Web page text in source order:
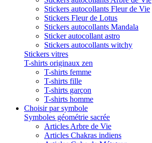
Stickers autocollants Fleur de Vie
Stickers Fleur de Lotus
Stickers autocollants Mandala
Sticker autocollant astro
Stickers autocollants witchy
Stickers vitres
T-shirts originaux zen
T-shirts femme
T-shirts fille
T-shirts garçon
T-shirts homme
Choisir par symbole
Symboles géométrie sacrée
Articles Arbre de Vie
Articles Chakras indiens